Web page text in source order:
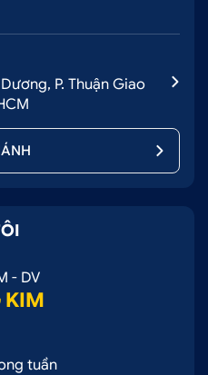
P. Thuận Giao
- DV
KIM
tuần